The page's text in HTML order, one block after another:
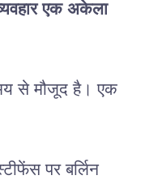
एक अकेला
से मौजूद है। एक
पर बर्लिन